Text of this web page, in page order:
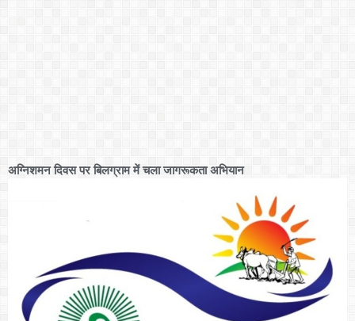
अग्निशमन दिवस पर बिलग्राम में चला जागरूकता अभियान